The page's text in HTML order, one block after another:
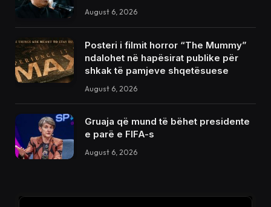
August 6, 2026
Posteri i filmit horror “The Mummy”
ndalohet në hapësirat publike për
shkak të pamjeve shqetësuese
August 6, 2026
Gruaja që mund të bëhet presidente
e parë e FIFA-s
August 6, 2026